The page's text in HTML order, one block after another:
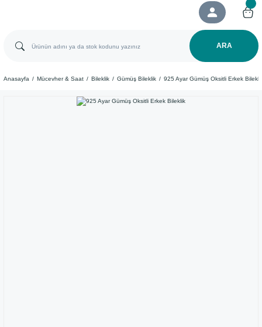
ARA
Anasayfa Mücevher & Saat Bileklik Gümüş Bileklik 925 Ayar Gümüş Oksitli Erkek